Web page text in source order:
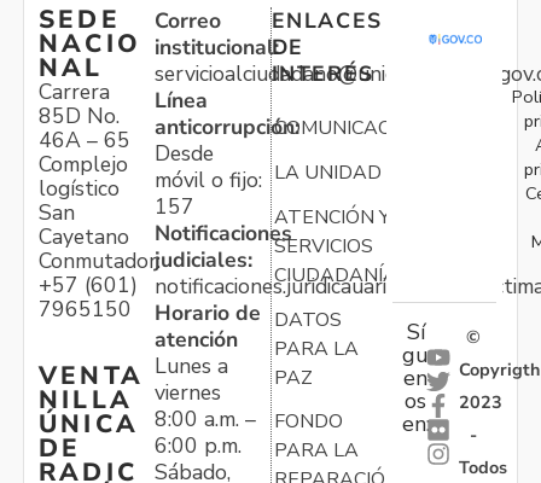
SEDE
NACIO
NAL
Carrera
85D No.
46A – 65
Complejo
logístico
San
Cayetano
Conmutador:
+57 (601)
7965150
VENTA
NILLA
ÚNICA
DE
RADIC
Correo
institucional:
Línea
anticorrupción:
Desde
móvil o fijo:
157
Notificaciones
judiciales:
Horario de
atención
Lunes a
viernes
8:00 a.m. –
6:00 p.m.
Sábado,
ENLACES
DE
INTERÉS
COMUNICACIONES
LA UNIDAD
ATENCIÓN Y
SERVICIOS
CIUDADANÍA
DATOS
PARA LA
PAZ
FONDO
PARA LA
Sí
gu
en
os
en:
©
Copyrigth
2023
-
Todos